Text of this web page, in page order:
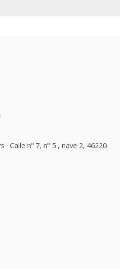
Calle nº 7, nº 5 , nave 2, 46220